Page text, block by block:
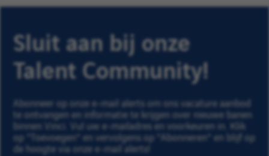
Sluit aan bij onze
Talent Community!
Abonneer op onze e-mail alerts om ons vacature aanbod
te ontvangen en informatie te krijgen over nieuwe banen
binnen Vinci. Vul uw e-mailadres en voorkeuren in. Klik
op "Toevoegen" en vervolgens op "Abonneren" en blijf op
de hoogte via onze e-mail alerts!